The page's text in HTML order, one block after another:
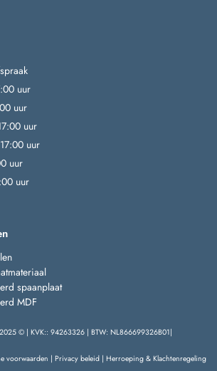
uur
uur
uur
uur
uur
uur
spaanplaat
MDF
© | KVK:: 94263326 | BTW: NL866699326B01|
voorwaarden | Privacy beleid | Herroeping & Klachtenregeling